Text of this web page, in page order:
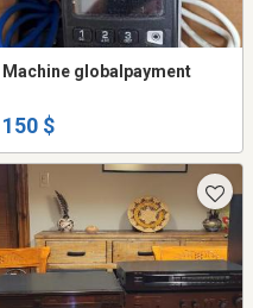
Machine globalpayment
150 $